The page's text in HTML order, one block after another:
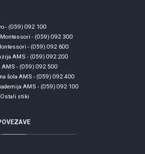
- (059) 092 100
Montessori - (059) 092 300
- (059) 092 600
AMS - (059) 092 200
AMS - (059) 092 500
šola AMS - (059) 092 400
AMS - (059) 092 100
Ostali stiki